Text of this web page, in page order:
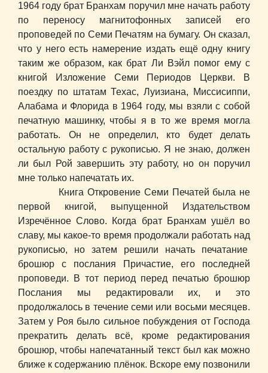
1964 году брат Бранхам поручил мне начать работу
по переносу магнитофонных записей его
проповедей по Семи Печатям на бумагу. Он сказал,
что у него есть намерение издать ещё одну книгу
таким же образом, как брат Ли Вэйл помог ему с
книгой Изложение Семи Периодов Церкви. В
поездку по штатам Техас, Луизиана, Миссисиппи,
Алабама и Флорида в 1964 году, мы взяли с собой
печатную машинку, чтобы я в то же время могла
работать. Он не определил, кто будет делать
остальную работу с рукописью. Я не знаю, должен
ли был Рой завершить эту работу, но он поручил
мне только напечатать их.
Книга Откровение Семи Печатей была не
первой книгой, выпущенной Издательством
Изречённое Слово. Когда брат Бранхам ушёл во
славу, мы какое-то время продолжали работать над
рукописью, но затем решили начать печатание
брошюр с послания Причастие, его последней
проповеди. В тот период перед печатью брошюр
Послания мы редактировали их, и это
продолжалось в течение семи или восьми месяцев.
Затем у Роя было сильное побуждения от Господа
прекратить делать всё, кроме редактирования
брошюр, чтобы напечатанный текст был как можно
ближе к содержанию плёнок. Вскоре ему позвонили